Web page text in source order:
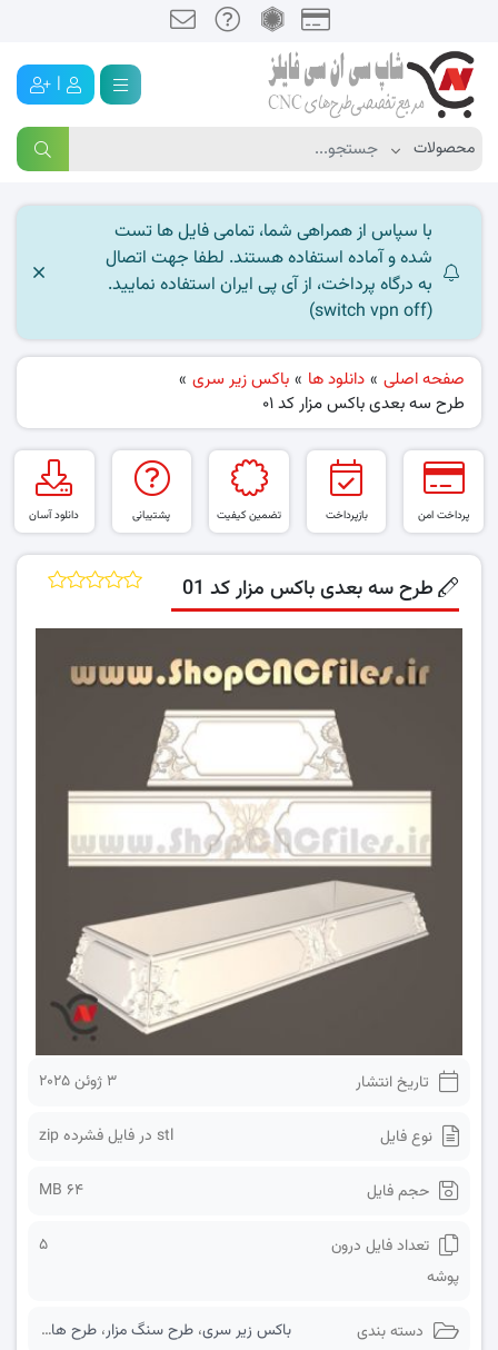
|
با سپاس از همراهی شما، تمامی فایل ها تست
شده و آماده استفاده هستند. لطفا جهت اتصال
به درگاه پرداخت، از آی پی ایران استفاده نمایید.
(switch vpn off)
صفحه اصلی » دانلود ها » باکس زیر سری »
طرح سه بعدی باکس مزار کد 01
پرداخت امن بازپرداخت تضمین کیفیت پشتیبانی دانلود آسان
طرح سه بعدی باکس مزار کد 01
تاریخ انتشار 3 ژوئن 2025
نوع فایل stl در فایل فشرده zip
حجم فایل 64 MB
تعداد فایل درون
پوشه
5
دسته بندی باکس زیر سری،طرح سنگ مزار،طرح های سه بعدی